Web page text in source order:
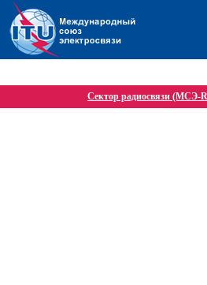
Сектор радиосвязи (МСЭ-